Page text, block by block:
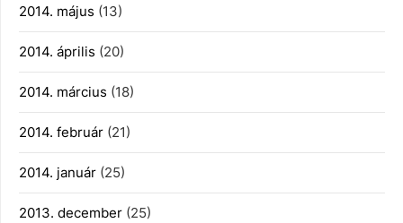
2014. május (13)
2014. április (20)
2014. március (18)
2014. február (21)
2014. január (25)
2013. december (25)